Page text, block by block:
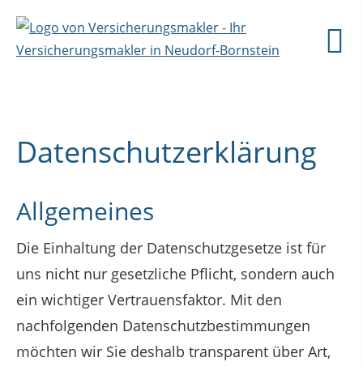
Datenschutzerklärung
Allgemeines
Die Einhaltung der Datenschutzgesetze ist für
uns nicht nur gesetzliche Pflicht, sondern auch
ein wichtiger Vertrauensfaktor. Mit den
nachfolgenden Datenschutzbestimmungen
möchten wir Sie deshalb transparent über Art,